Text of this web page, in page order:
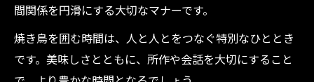
間関係を円滑にする大切なマナーです。
焼き鳥を囲む時間は、人と人とをつなぐ特別なひととき
です。美味しさとともに、所作や会話を大切にすること